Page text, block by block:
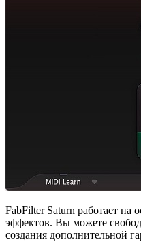
FabFilter Saturn работает на
эффектов. Вы можете
создания дополнительной